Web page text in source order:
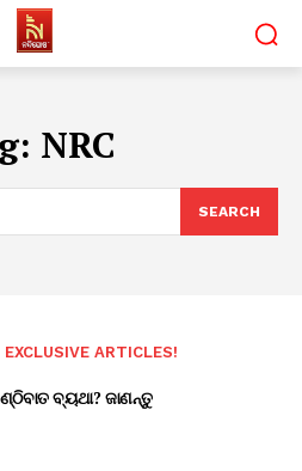
NRC
SEARCH
EXCLUSIVE ARTICLES!
ବ୍ୟଥା? ଜାଣନ୍ତୁ